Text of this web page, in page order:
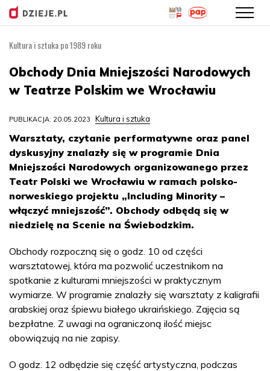
treści
Kultura i sztuka po 1989 roku
Obchody Dnia Mniejszości Narodowych
w Teatrze Polskim we Wrocławiu
PUBLIKACJA: 20.05.2023 Kultura i sztuka
Warsztaty, czytanie performatywne oraz panel
dyskusyjny znalazły się w programie Dnia
Mniejszości Narodowych organizowanego przez
Teatr Polski we Wrocławiu w ramach polsko-
norweskiego projektu „Including Minority –
włączyć mniejszość”. Obchody odbędą się w
niedzielę na Scenie na Świebodzkim.
Obchody rozpoczną się o godz. 10 od części
warsztatowej, która ma pozwolić uczestnikom na
spotkanie z kulturami mniejszości w praktycznym
wymiarze. W programie znalazły się warsztaty z kaligrafii
arabskiej oraz śpiewu białego ukraińskiego. Zajęcia są
bezpłatne. Z uwagi na ograniczoną ilość miejsc
obowiązują na nie zapisy.
O godz. 12 odbędzie się część artystyczna, podczas